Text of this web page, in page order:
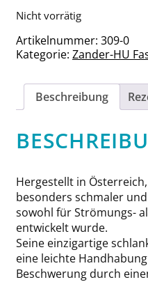
Nicht vorrätig
Artikelnummer: 309-0
Kategorie: Zander-HU
Beschreibung
Hergestellt in
besonders schmaler
sowohl für Strömungs-
entwickelt wurde.
Seine einzigartige
eine leichte
Beschwerung durch